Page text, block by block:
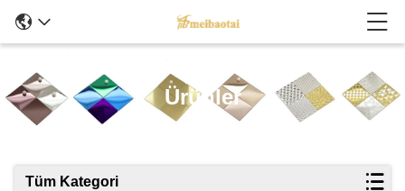
Ürünler
Tüm Kategori